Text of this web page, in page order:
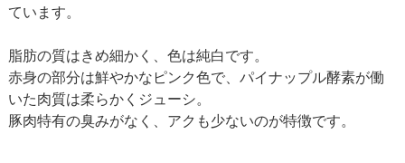
ています。
脂肪の質はきめ細かく、色は純白です。
赤身の部分は鮮やかなピンク色で、パイナップル酵素が働
いた肉質は柔らかくジューシ。
豚肉特有の臭みがなく、アクも少ないのが特徴です。